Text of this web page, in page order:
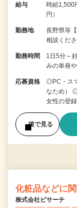
給与
時給1,500
円）
勤務地
長野県等
相談くださ
勤務時間
1日5分～
みの単発
応募資格
◎PC・ス
なため）
女性の登
後で見る
化粧品などに
株式会社ビサーチ